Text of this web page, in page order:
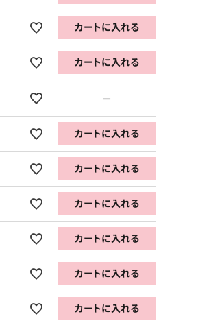
カートに入れる
カートに入れる
—
カートに入れる
カートに入れる
カートに入れる
カートに入れる
カートに入れる
カートに入れる